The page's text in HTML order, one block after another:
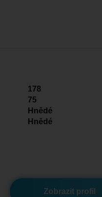
178
75
Hnědé
Hnědé
Zobrazit profil